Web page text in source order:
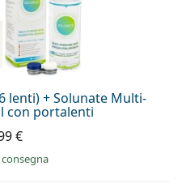
lenti) + Solunate Multi-
con portalenti
€